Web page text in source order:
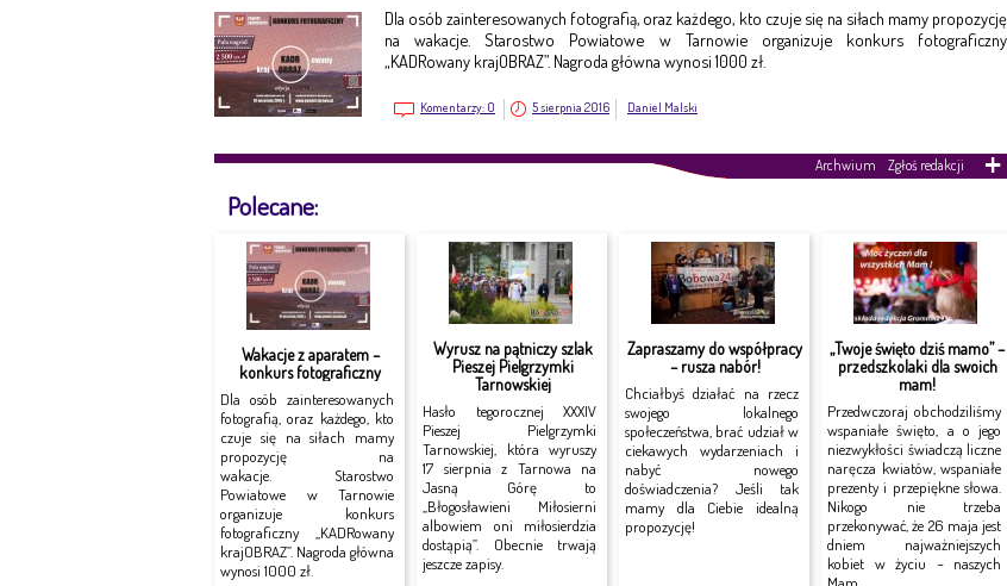
Dla osób zainteresowanych fotografią, oraz każdego, kto czuje się na siłach mamy propozycję
na wakacje. Starostwo Powiatowe w Tarnowie organizuje konkurs fotograficzny
„KADRowany krajOBRAZ”. Nagroda główna wynosi 1000 zł.
Komentarzy: 0 5 sierpnia 2016 Daniel Malski
Archwium Zgłoś redakcji
Polecane:
Wakacje z aparatem –
konkurs fotograficzny
Dla osób zainteresowanych
fotografią, oraz każdego, kto
czuje się na siłach mamy
propozycję na
wakacje. Starostwo
Powiatowe w Tarnowie
organizuje konkurs
fotograficzny „KADRowany
krajOBRAZ”. Nagroda główna
wynosi 1000 zł.
Wyrusz na pątniczy szlak
Pieszej Pielgrzymki
Tarnowskiej
Hasło tegorocznej XXXIV
Pieszej Pielgrzymki
Tarnowskiej, która wyruszy
17 sierpnia z Tarnowa na
Jasną Górę to
„Błogosławieni Miłosierni
albowiem oni miłosierdzia
dostąpią”. Obecnie trwają
jeszcze zapisy.
Zapraszamy do współpracy
– rusza nabór!
Chciałbyś działać na rzecz
swojego lokalnego
społeczeństwa, brać udział w
ciekawych wydarzeniach i
nabyć nowego
doświadczenia? Jeśli tak
mamy dla Ciebie idealną
propozycję!
„Twoje święto dziś mamo” –
przedszkolaki dla swoich
mam!
Przedwczoraj obchodziliśmy
wspaniałe święto, a o jego
niezwykłości świadczą liczne
naręcza kwiatów, wspaniałe
prezenty i przepiękne słowa.
Nikogo nie trzeba
przekonywać, że 26 maja jest
dniem najważniejszych
kobiet w życiu – naszych
Mam.